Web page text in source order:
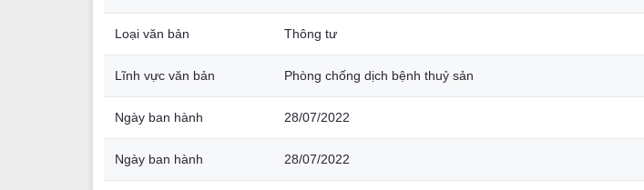
Loại văn bản Thông tư
Lĩnh vực văn bản Phòng chống dịch bệnh thuỷ sản
Ngày ban hành 28/07/2022
Ngày ban hành 28/07/2022